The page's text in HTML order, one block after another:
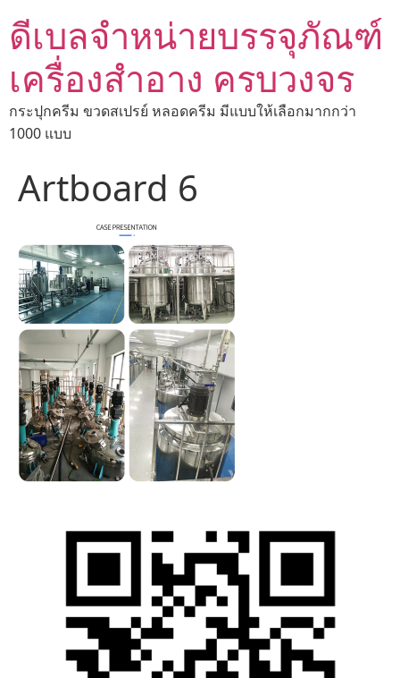
ดีเบลจำหน่ายบรรจุภัณฑ์
เครื่องสำอาง ครบวงจร
กระปุกครีม ขวดสเปรย์ หลอดครีม มีแบบให้เลือกมากกว่า
1000 แบบ
Artboard 6